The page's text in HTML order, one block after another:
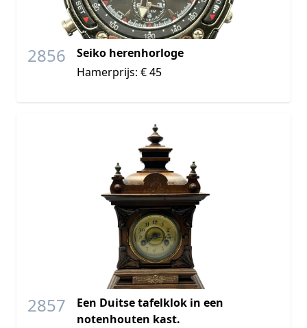
2856
Seiko herenhorloge
Hamerprijs: € 45
2857
Een Duitse tafelklok in een
notenhouten kast.